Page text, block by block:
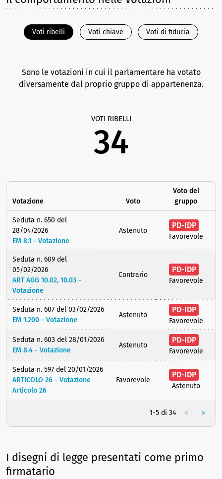
Voti ribelli Voti chiave Voti di fiducia
Sono le votazioni in cui il parlamentare ha votato
diversamente dal proprio gruppo di appartenenza.
VOTI RIBELLI
34
Votazione Voto
Voto del
gruppo
Seduta n. 650 del
28/04/2026
EM 8.1 - Votazione
Astenuto
PD-IDP
Favorevole
Seduta n. 609 del
05/02/2026
ART AGG 10.02, 10.03 -
Votazione
Contrario
PD-IDP
Favorevole
Seduta n. 607 del 03/02/2026
EM 1.200 - Votazione
Astenuto
PD-IDP
Favorevole
Seduta n. 603 del 28/01/2026
EM 8.4 - Votazione
Astenuto
PD-IDP
Favorevole
Seduta n. 597 del 20/01/2026
ARTICOLO 26 - Votazione
Articolo 26
Favorevole
PD-IDP
Astenuto
1-5 di 34 < >
I disegni di legge presentati come primo
firmatario